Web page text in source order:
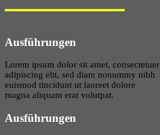
Ausführungen
Lorem ipsum dolor sit amet, consectetuer
adipiscing elit, sed diam nonummy nibh
euismod tincidunt ut laoreet dolore
magna aliquam erat volutpat.
Ausführungen